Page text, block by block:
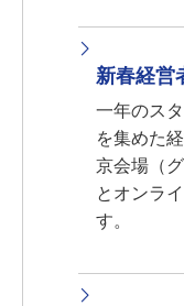
新春経営
一年のス
を集めた
京会場（
とオンラ
す。